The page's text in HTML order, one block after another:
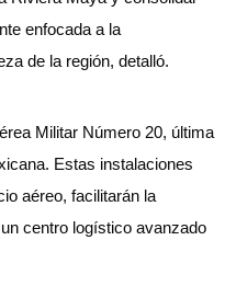
enfocada a la
de la región, detalló.
Militar Número 20, última
Estas instalaciones
aéreo, facilitarán la
centro logístico avanzado